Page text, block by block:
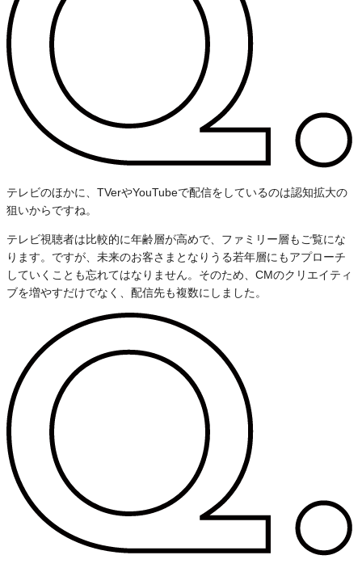
テレビのほかに、TVerやYouTubeで配信をしているのは認知拡大の
狙いからですね。
テレビ視聴者は比較的に年齢層が高めで、ファミリー層もご覧にな
ります。ですが、未来のお客さまとなりうる若年層にもアプローチ
していくことも忘れてはなりません。そのため、CMのクリエイティ
ブを増やすだけでなく、配信先も複数にしました。